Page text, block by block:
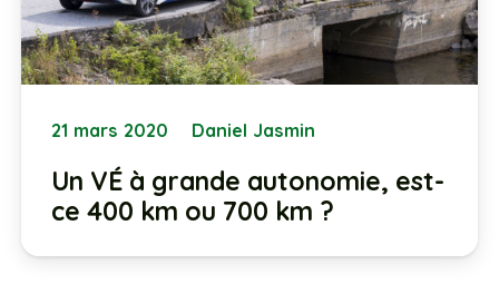
21 mars 2020 Daniel Jasmin
Un VÉ à grande autonomie, est-
ce 400 km ou 700 km ?